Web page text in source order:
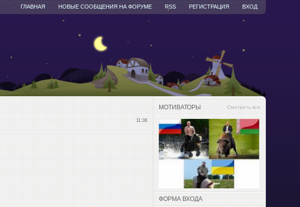
ВХОД
РЕГИСТРАЦИЯ
RSS
НОВЫЕ СООБЩЕНИЯ НА ФОРУМЕ
ГЛАВНАЯ
11:38
МОТИВАТОРЫ Смотреть все
ФОРМА ВХОДА